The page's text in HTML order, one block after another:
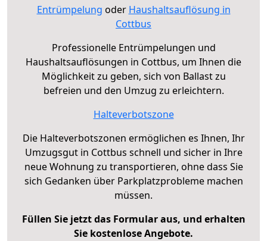
Entrümpelung oder Haushaltsauflösung in
Cottbus
Professionelle Entrümpelungen und
Haushaltsauflösungen in Cottbus, um Ihnen die
Möglichkeit zu geben, sich von Ballast zu
befreien und den Umzug zu erleichtern.
Halteverbotszone
Die Halteverbotszonen ermöglichen es Ihnen, Ihr
Umzugsgut in Cottbus schnell und sicher in Ihre
neue Wohnung zu transportieren, ohne dass Sie
sich Gedanken über Parkplatzprobleme machen
müssen.
Füllen Sie jetzt das Formular aus, und erhalten
Sie kostenlose Angebote.